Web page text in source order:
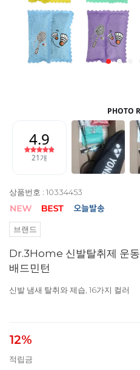
상품번호 : 10334453
브랜드
Dr.3Home 신발탈취제 운
배드민턴
신발 냄새 탈취와 제습, 16가지 컬러
12%
적립금